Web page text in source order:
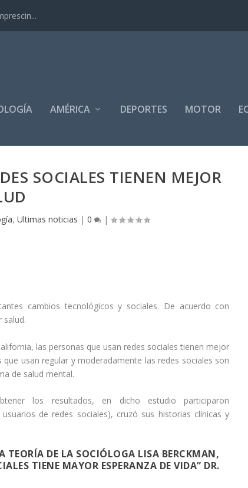
AMÉRICA DEPORTES MOTOR
SOCIALES TIENEN MEJOR
,Ultimas noticias |0 |
cambios tecnológicos y sociales. De acuerdo con
salud.
las personas que usan redes sociales tienen mejor
usan regular y moderadamente las redes sociales son
de salud mental.
los resultados, en dicho estudio participaron
de redes sociales), cruzó sus historias clínicas y
DE LA SOCIÓLOGA LISA BERCKMAN,
TIENE MAYOR ESPERANZA DE VIDA” DR.